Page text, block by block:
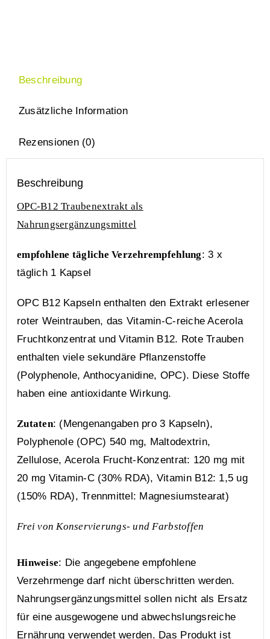
Beschreibung
Zusätzliche Information
Rezensionen (0)
Beschreibung
OPC-B12 Traubenextrakt als
Nahrungsergänzungsmittel
empfohlene tägliche Verzehrempfehlung: 3 x
täglich 1 Kapsel
OPC B12 Kapseln enthalten den Extrakt erlesener
roter Weintrauben, das Vitamin-C-reiche Acerola
Fruchtkonzentrat und Vitamin B12. Rote Trauben
enthalten viele sekundäre Pflanzenstoffe
(Polyphenole, Anthocyanidine, OPC). Diese Stoffe
haben eine antioxidante Wirkung.
Zutaten: (Mengenangaben pro 3 Kapseln),
Polyphenole (OPC) 540 mg, Maltodextrin,
Zellulose, Acerola Frucht-Konzentrat: 120 mg mit
20 mg Vitamin-C (30% RDA), Vitamin B12: 1,5 ug
(150% RDA), Trennmittel: Magnesiumstearat)
Frei von Konservierungs- und Farbstoffen
Hinweise: Die angegebene empfohlene
Verzehrmenge darf nicht überschritten werden.
Nahrungsergänzungsmittel sollen nicht als Ersatz
für eine ausgewogene und abwechslungsreiche
Ernährung verwendet werden. Das Produkt ist